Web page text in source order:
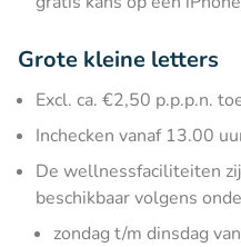
Grote kleine letters
Excl. ca. €2,50 p.p.p.n.
Inchecken vanaf 13.00
De wellnessfaciliteiten
beschikbaar volgens
zondag t/m dinsdag